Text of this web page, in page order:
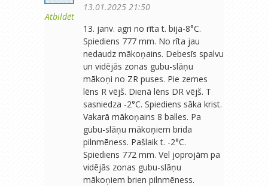
Atbildēt
13.01.2025 21:50
13. janv. agri no rīta t. bija-8°C.
Spiediens 777 mm. No rīta jau
nedaudz mākoņains. Debesīs spalvu
un vidējās zonas gubu-slāņu
mākoņi no ZR puses. Pie zemes
lēns R vējš. Dienā lēns DR vējš. T
sasniedza -2°C. Spiediens sāka krist.
Vakarā mākoņains 8 balles. Pa
gubu-slāņu mākoņiem brida
pilnmēness. Pašlaik t. -2°C.
Spiediens 772 mm. Vel joprojām pa
vidējās zonas gubu-slāņu
mākoņiem brien pilnmēness.